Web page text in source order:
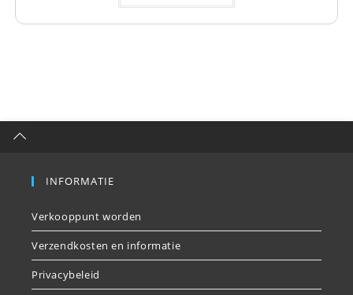
INFORMATIE
Verkooppunt worden
Verzendkosten en informatie
Privacybeleid